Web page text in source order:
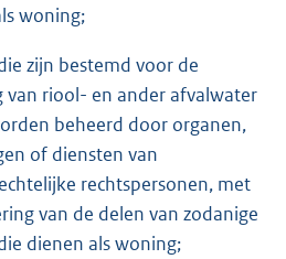
woning;
zijn bestemd voor de
van riool- en ander afvalwater
beheerd door organen,
of diensten van
rechtspersonen, met
van de delen van zodanige
dienen als woning;